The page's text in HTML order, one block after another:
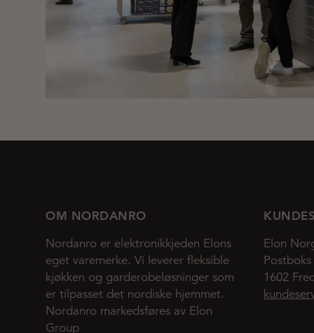
OM NORDANRO
Nordanro er elektronikkjeden Elons
eget varemerke. Vi leverer fleksible
kjøkken og garderobeløsninger som
er tilpasset det nordiske hjemmet.
Nordanro markedsføres av Elon
Group
Elon
1602